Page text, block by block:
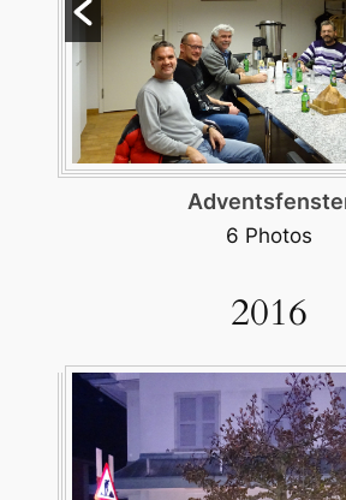
Burgerversammlung
38 Photos
2016